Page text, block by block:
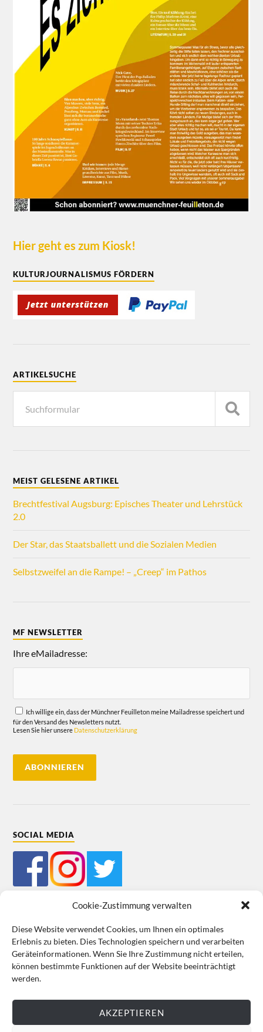
Cookie-Zustimmung verwalten
Diese Website verwendet Cookies, um Ihnen ein optimales
Erlebnis zu bieten. Dies Technologien speichern und verarbeiten
Geräteinformationen. Wenn Sie Ihre Zustimmung nicht erteilen,
können bestimmte Funktionen auf der Website beeinträchtigt
werden.
AKZEPTIEREN
Hier geht es zum Kiosk!
KULTURJOURNALISMUS FÖRDERN
ARTIKELSUCHE
MEIST GELESENE ARTIKEL
Brechtfestival Augsburg: Episches Theater und Lehrstück
2.0
Der Star, das Staatsballett und die Sozialen Medien
Selbstzweifel an die Rampe! – „Creep“ im Pathos
MF NEWSLETTER
Ihre eMailadresse:
Ich willige ein, dass der Münchner Feuilleton meine Mailadresse speichert und
für den Versand des Newsletters nutzt.
Lesen Sie hier unsere Datenschutzerklärung
SOCIAL MEDIA
Mein Bestellkonto Kundeninformationen Datenschutz
Cookie-Richtlinie (EU) Impressum
VERTRAG WIDERRUFEN